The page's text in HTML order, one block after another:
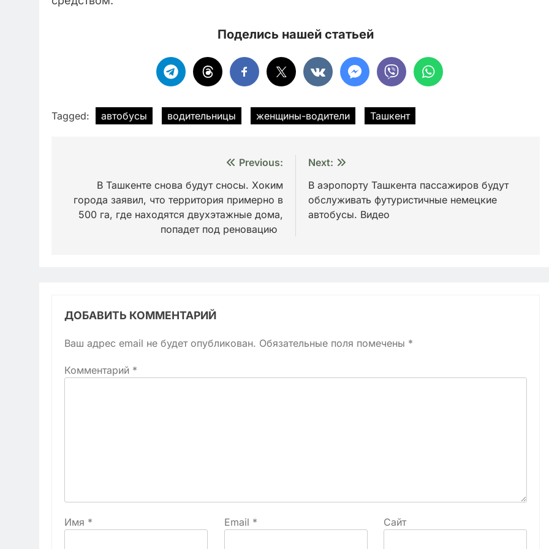
Поделись нашей статьей
Tagged: автобусы водительницы женщины-водители Ташкент
записям
Previous:
В Ташкенте снова будут сносы. Хоким
города заявил, что территория примерно в
500 га, где находятся двухэтажные дома,
попадет под реновацию
Next:
В аэропорту Ташкента пассажиров будут
обслуживать футуристичные немецкие
автобусы. Видео
ДОБАВИТЬ КОММЕНТАРИЙ
Ваш адрес email не будет опубликован. Обязательные поля помечены *
Комментарий *
Имя * Email * Сайт